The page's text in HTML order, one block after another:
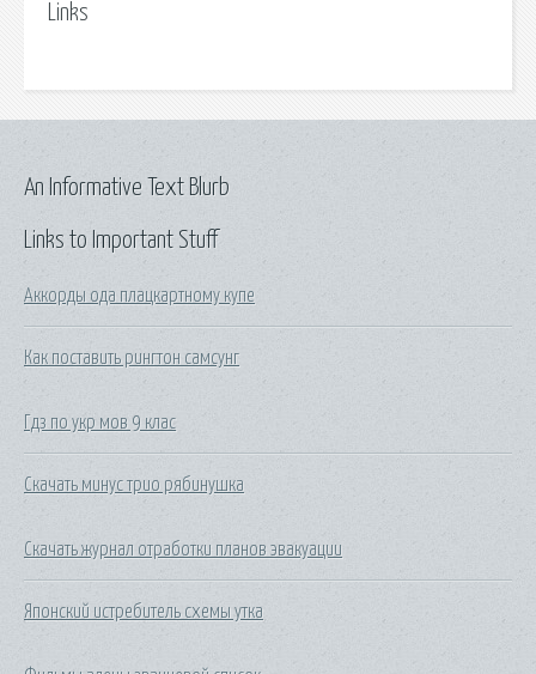
Links
Links to Important Stuff
Аккорды ода плацкартному купе
Как поставить рингтон самсунг
Гдз по укр мов 9 клас
Скачать минус трио рябинушка
Скачать журнал отработки планов эвакуации
Японский истребитель схемы утка
An Informative Text Blurb